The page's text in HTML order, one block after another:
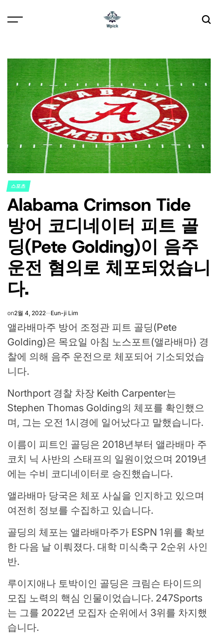
POSTED
IN
스포츠
Alabama Crimson Tide
방어 코디네이터 피트 골
딩(Pete Golding)이 음주
운전 혐의로 체포되었습니
다.
on2월 4, 2022 Eun-ji Lim
앨라배마주 방어 조정관 피트 골딩(Pete
Golding)은 목요일 아침 노스포트(앨라배마) 경
찰에 의해 음주 운전으로 체포되어 기소되었습
니다.
Northport 경찰 차장 Keith Carpenter는
Stephen Thomas Golding의 체포를 확인했으
며, 그는 오전 1시경에 일어났다고 말했습니다.
이름이 피트인 골딩은 2018년부터 앨라배마 주
코치 닉 사반의 스태프의 일원이었으며 2019년
에는 수비 코디네이터로 승진했습니다.
앨라배마 당국은 체포 사실을 인지하고 있으며
여전히 정보를 수집하고 있습니다.
골딩의 체포는 앨라배마주가 ESPN 1위를 확보
한 다음 날 이뤄졌다. 대학 미식축구 2순위 사인
반.
루이지애나 토박이인 골딩은 크림슨 타이드의
모집 노력의 핵심 인물이었습니다. 247Sports
는 그를 2022년 모집자 순위에서 3위를 차지했
습니다.